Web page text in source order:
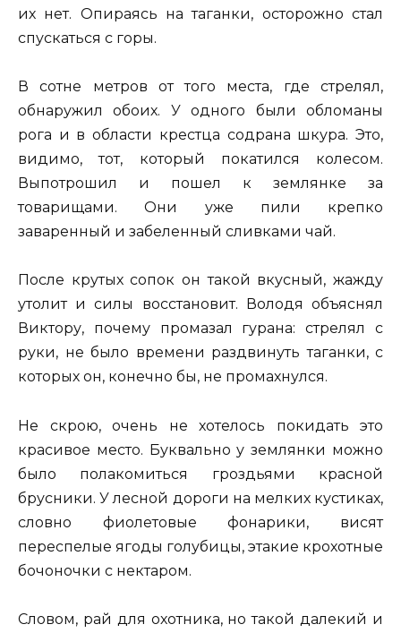
их нет. Опираясь на таганки, осторожно стал
спускаться с горы.
В сотне метров от того места, где стрелял,
обнаружил обоих. У одного были обломаны
рога и в области крестца содрана шкура. Это,
видимо, тот, который покатился колесом.
Выпотрошил и пошел к землянке за
товарищами. Они уже пили крепко
заваренный и забеленный сливками чай.
После крутых сопок он такой вкусный, жажду
утолит и силы восстановит. Володя объяснял
Виктору, почему промазал гурана: стрелял с
руки, не было времени раздвинуть таганки, с
которых он, конечно бы, не промахнулся.
Не скрою, очень не хотелось покидать это
красивое место. Буквально у землянки можно
было полакомиться гроздьями красной
брусники. У лесной дороги на мелких кустиках,
словно фиолетовые фонарики, висят
переспелые ягоды голубицы, этакие крохотные
бочоночки с нектаром.
Словом, рай для охотника, но такой далекий и